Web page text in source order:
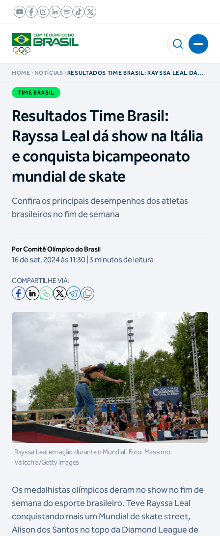
HOME NOTÍCIAS
RESULTADOS TIME BRASIL: RAYSSA LEAL DÁ
TIME BRASIL
Resultados Time Brasil:
Rayssa Leal dá show na Itália
e conquista bicampeonato
mundial de skate
Confira os principais desempenhos dos atletas
brasileiros no fim de semana
Por Comitê Olímpico do Brasil
16 de set, 2024 às 11:30 | 3 minutos de leitura
COMPARTILHE VIA:
Rayssa Leal em ação durante o Mundial. Foto: Massimo
Valicchia/Getty Images
Os medalhistas olímpicos deram no show no fim de
semana do esporte brasileiro. Teve Rayssa Leal
conquistando mais um Mundial de skate street,
Alison dos Santos no topo da Diamond League de